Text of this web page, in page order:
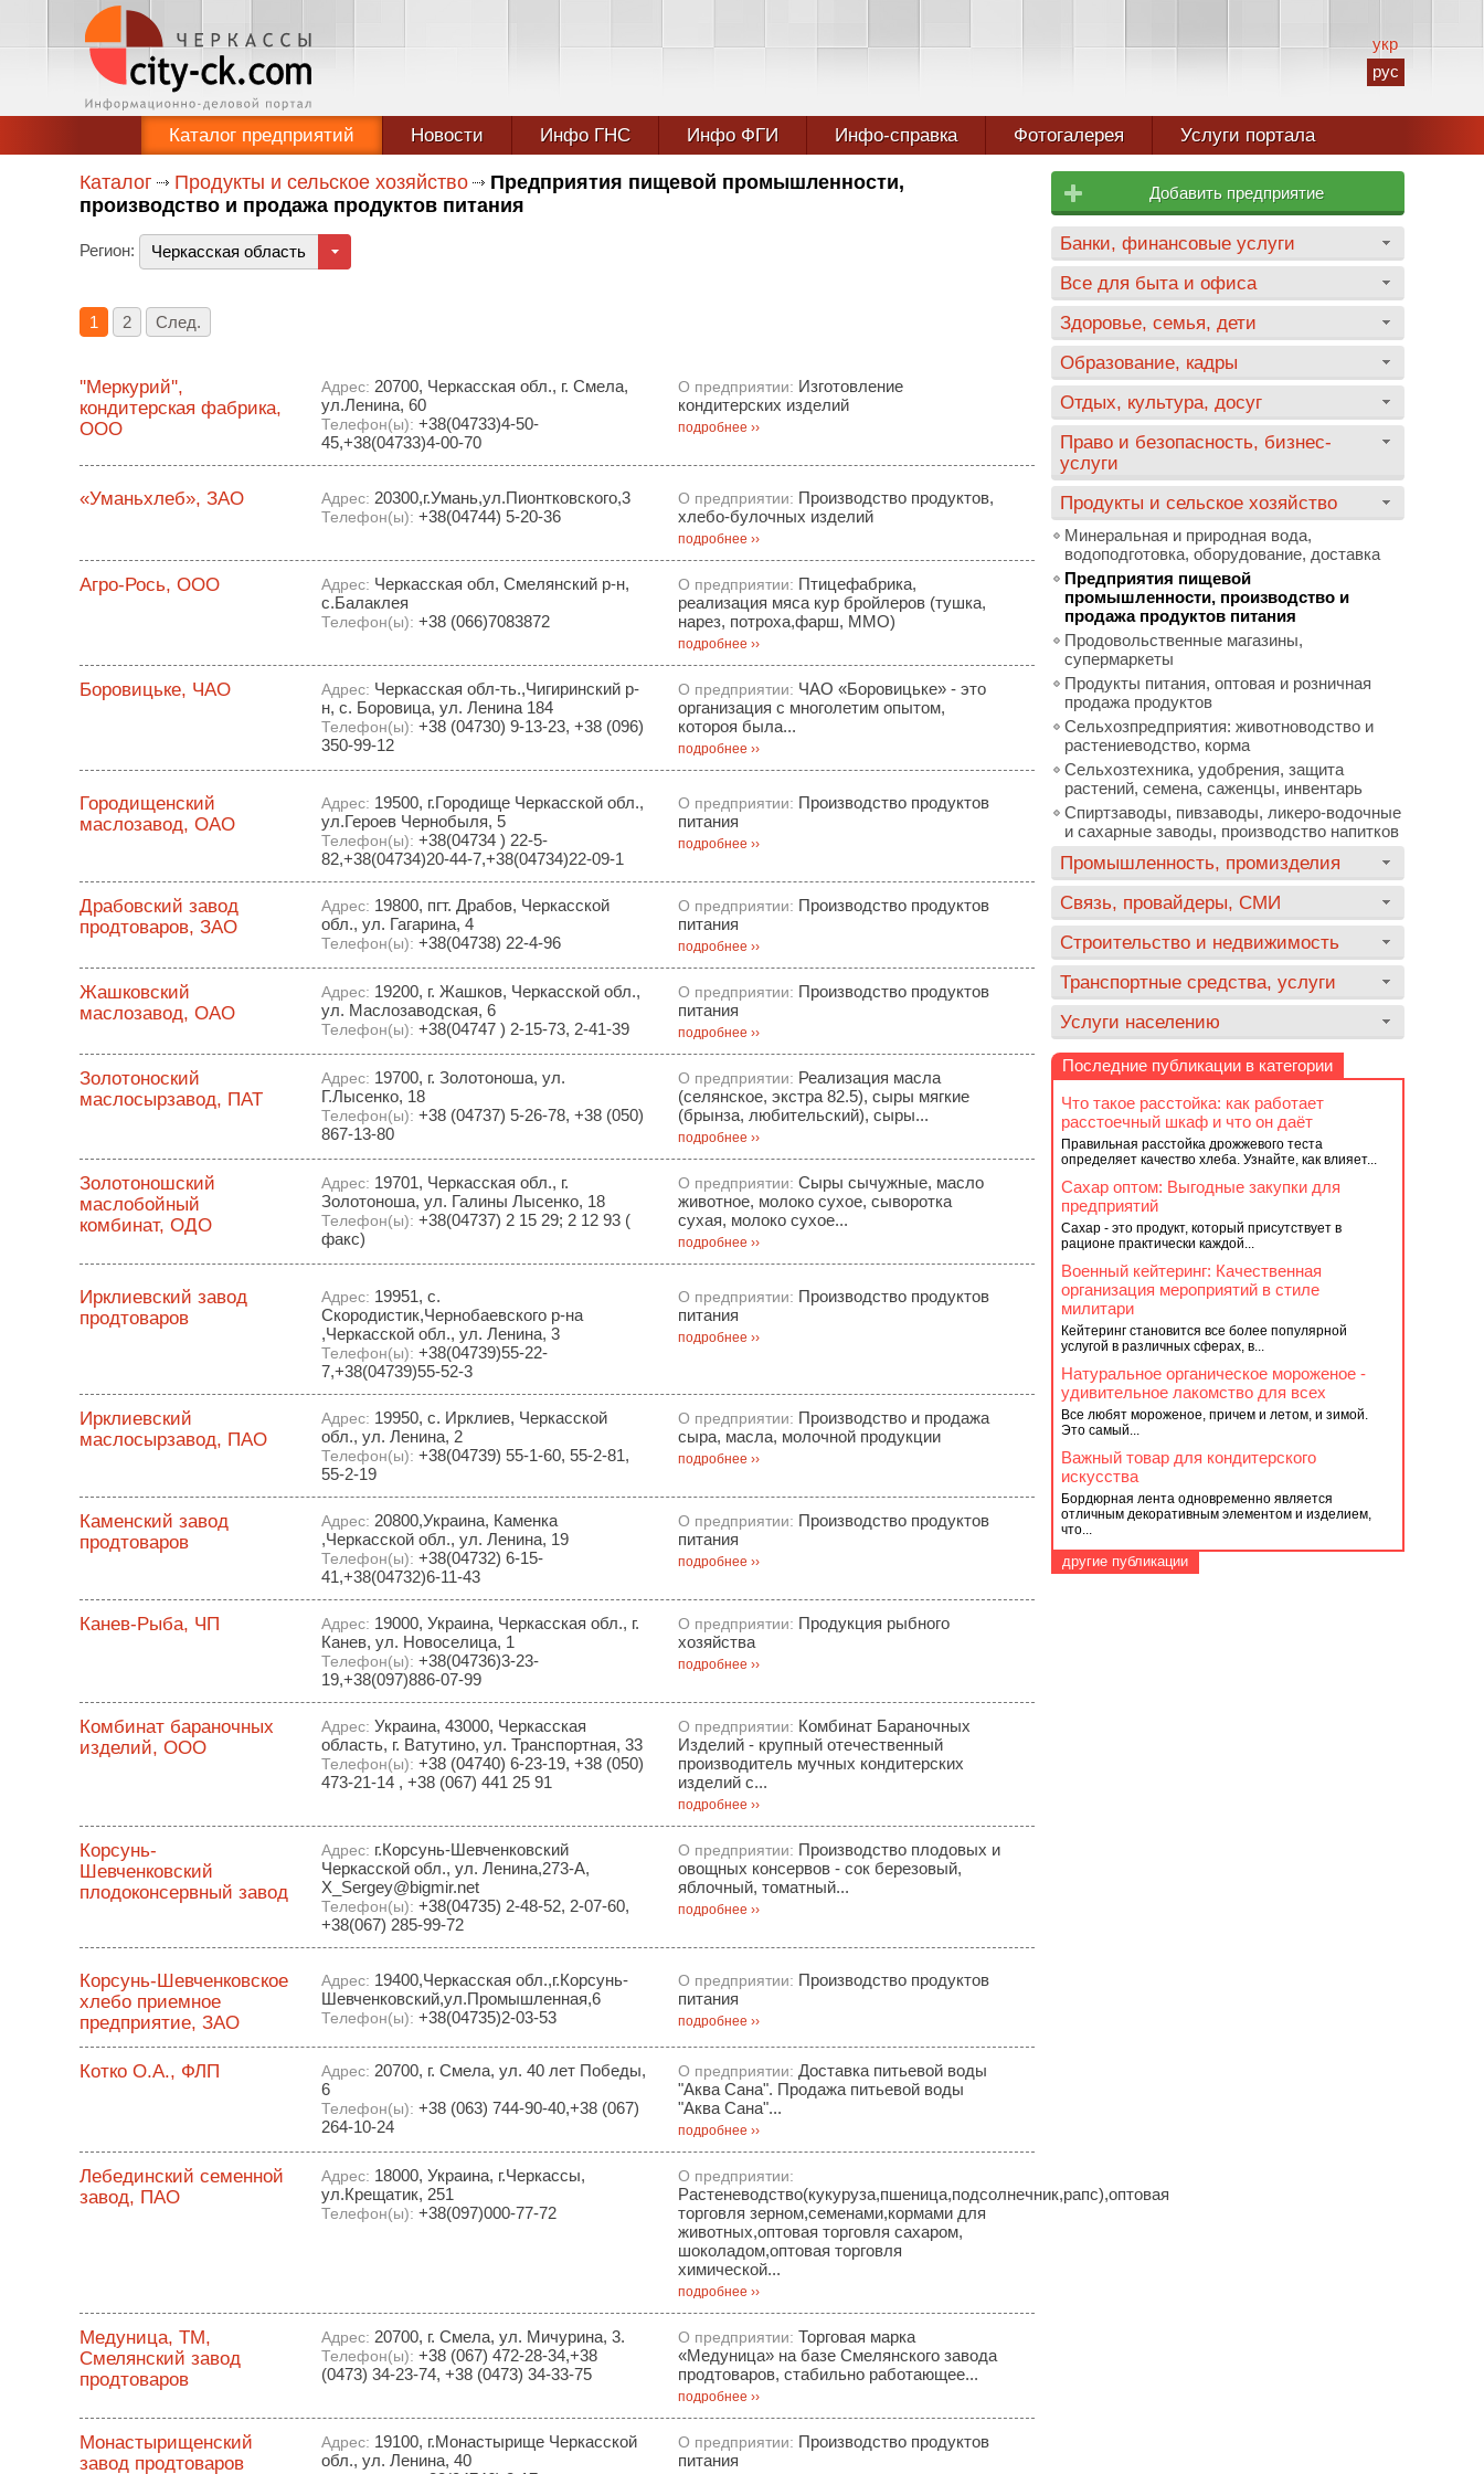
укр
рус
Каталог предприятий Новости Инфо ГНС Инфо ФГИ Инфо-справка Фотогалерея Услуги портала
Каталог Продукты и сельское хозяйство
Предприятия пищевой промышленности,
производство и продажа продуктов питания
Регион: Черкасская область
1 2 След.
''Меркурий'',
кондитерская фабрика,
ООО
Адрес: 20700, Черкасская обл., г. Смела,
ул.Ленина, 60
Телефон(ы): +38(04733)4-50-
45,+38(04733)4-00-70
О предприятии: Изготовление
кондитерских изделий
подробнее ››
«Уманьхлеб», ЗАО Адрес: 20300,г.Умань,ул.Пионтковского,3
Телефон(ы): +38(04744) 5-20-36
О предприятии: Производство продуктов,
хлебо-булочных изделий
подробнее ››
Агро-Рось, ООО Адрес: Черкасская обл, Смелянский р-н,
с.Балаклея
Телефон(ы): +38 (066)7083872
О предприятии: Птицефабрика,
реализация мяса кур бройлеров (тушка,
нарез, потроха,фарш, ММО)
подробнее ››
Боровицьке, ЧАО Адрес: Черкасская обл-ть.,Чигиринский р-
н, с. Боровица, ул. Ленина 184
Телефон(ы): +38 (04730) 9-13-23, +38 (096)
350-99-12
О предприятии: ЧАО «Боровицьке» - это
организация с многолетим опытом,
котороя была...
подробнее ››
Городищенский
маслозавод, ОАО
Адрес: 19500, г.Городище Черкасской обл.,
ул.Героев Чернобыля, 5
Телефон(ы): +38(04734 ) 22-5-
82,+38(04734)20-44-7,+38(04734)22-09-1
О предприятии: Производство продуктов
питания
подробнее ››
Драбовский завод
продтоваров, ЗАО
Адрес: 19800, пгт. Драбов, Черкасской
обл., ул. Гагарина, 4
Телефон(ы): +38(04738) 22-4-96
О предприятии: Производство продуктов
питания
подробнее ››
Жашковский
маслозавод, ОАО
Адрес: 19200, г. Жашков, Черкасской обл.,
ул. Маслозаводская, 6
Телефон(ы): +38(04747 ) 2-15-73, 2-41-39
О предприятии: Производство продуктов
питания
подробнее ››
Золотоноский
маслосырзавод, ПАТ
Адрес: 19700, г. Золотоноша, ул.
Г.Лысенко, 18
Телефон(ы): +38 (04737) 5-26-78, +38 (050)
867-13-80
О предприятии: Реализация масла
(селянское, экстра 82.5), сыры мягкие
(брынза, любительский), сыры...
подробнее ››
Золотоношский
маслобойный
комбинат, ОДО
Адрес: 19701, Черкасская обл., г.
Золотоноша, ул. Галины Лысенко, 18
Телефон(ы): +38(04737) 2 15 29; 2 12 93 (
факс)
О предприятии: Сыры сычужные, масло
животное, молоко сухое, сыворотка
сухая, молоко сухое...
подробнее ››
Ирклиевский завод
продтоваров
Адрес: 19951, с.
Скородистик,Чернобаевского р-на
,Черкасской обл., ул. Ленина, 3
Телефон(ы): +38(04739)55-22-
7,+38(04739)55-52-3
О предприятии: Производство продуктов
питания
подробнее ››
Ирклиевский
маслосырзавод, ПАО
Адрес: 19950, с. Ирклиев, Черкасской
обл., ул. Ленина, 2
Телефон(ы): +38(04739) 55-1-60, 55-2-81,
55-2-19
О предприятии: Производство и продажа
сыра, масла, молочной продукции
подробнее ››
Каменский завод
продтоваров
Адрес: 20800,Украина, Каменка
,Черкасской обл., ул. Ленина, 19
Телефон(ы): +38(04732) 6-15-
41,+38(04732)6-11-43
О предприятии: Производство продуктов
питания
подробнее ››
Канев-Рыба, ЧП Адрес: 19000, Украина, Черкасская обл., г.
Канев, ул. Новоселица, 1
Телефон(ы): +38(04736)3-23-
19,+38(097)886-07-99
О предприятии: Продукция рыбного
хозяйства
подробнее ››
Комбинат бараночных
изделий, ООО
Адрес: Украина, 43000, Черкасская
область, г. Ватутино, ул. Транспортная, 33
Телефон(ы): +38 (04740) 6-23-19, +38 (050)
473-21-14 , +38 (067) 441 25 91
О предприятии: Комбинат Бараночных
Изделий - крупный отечественный
производитель мучных кондитерских
изделий с...
подробнее ››
Корсунь-
Шевченковский
плодоконсервный завод
Адрес: г.Корсунь-Шевченковский
Черкасской обл., ул. Ленина,273-А,
X_Sergey@bigmir.net
Телефон(ы): +38(04735) 2-48-52, 2-07-60,
+38(067) 285-99-72
О предприятии: Производство плодовых и
овощных консервов - сок березовый,
яблочный, томатный...
подробнее ››
Корсунь-Шевченковское
хлебо приемное
предприятие, ЗАО
Адрес: 19400,Черкасская обл.,г.Корсунь-
Шевченковский,ул.Промышленная,6
Телефон(ы): +38(04735)2-03-53
О предприятии: Производство продуктов
питания
подробнее ››
Котко О.А., ФЛП Адрес: 20700, г. Смела, ул. 40 лет Победы,
6
Телефон(ы): +38 (063) 744-90-40,+38 (067)
264-10-24
О предприятии: Доставка питьевой воды
"Аква Сана". Продажа питьевой воды
"Аква Сана"...
подробнее ››
Лебединский семенной
завод, ПАО
Адрес: 18000, Украина, г.Черкассы,
ул.Крещатик, 251
Телефон(ы): +38(097)000-77-72
О предприятии:
Растеневодство(кукуруза,пшеница,подсолнечник,рапс),оптовая
торговля зерном,семенами,кормами для
животных,оптовая торговля сахаром,
шоколадом,оптовая торговля
химической...
подробнее ››
Медуница, ТМ,
Смелянский завод
продтоваров
Адрес: 20700, г. Смела, ул. Мичурина, 3.
Телефон(ы): +38 (067) 472-28-34,+38
(0473) 34-23-74, +38 (0473) 34-33-75
О предприятии: Торговая марка
«Медуница» на базе Смелянского завода
продтоваров, стабильно работающее...
подробнее ››
Монастырищенский
завод продтоваров
Адрес: 19100, г.Монастырище Черкасской
обл., ул. Ленина, 40
О предприятии: Производство продуктов
питания
Добавить предприятие
Банки, финансовые услуги
Все для быта и офиса
Здоровье, семья, дети
Образование, кадры
Отдых, культура, досуг
Право и безопасность, бизнес-
услуги
Продукты и сельское хозяйство
Минеральная и природная вода,
водоподготовка, оборудование, доставка
Предприятия пищевой
промышленности, производство и
продажа продуктов питания
Продовольственные магазины,
супермаркеты
Продукты питания, оптовая и розничная
продажа продуктов
Сельхозпредприятия: животноводство и
растениеводство, корма
Сельхозтехника, удобрения, защита
растений, семена, саженцы, инвентарь
Спиртзаводы, пивзаводы, ликеро-водочные
и сахарные заводы, производство напитков
Промышленность, промизделия
Связь, провайдеры, СМИ
Строительство и недвижимость
Транспортные средства, услуги
Услуги населению
Последние публикации в категории
Что такое расстойка: как работает
расстоечный шкаф и что он даёт
Правильная расстойка дрожжевого теста
определяет качество хлеба. Узнайте, как влияет...
Сахар оптом: Выгодные закупки для
предприятий
Сахар - это продукт, который присутствует в
рационе практически каждой...
Военный кейтеринг: Качественная
организация мероприятий в стиле
милитари
Кейтеринг становится все более популярной
услугой в различных сферах, в...
Натуральное органическое мороженое -
удивительное лакомство для всех
Все любят мороженое, причем и летом, и зимой.
Это самый...
Важный товар для кондитерского
искусства
Бордюрная лента одновременно является
отличным декоративным элементом и изделием,
что...
другие публикации